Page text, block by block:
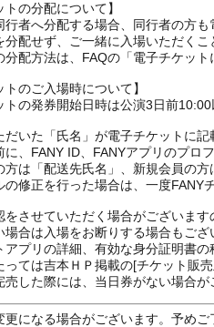
トの分配について】
行者へ分配する場合、同行者の方
配せず、ご一緒に入場いただくこ
配方法は、FAQの「電子チケット
トのご入場時について】
の発券開始日時は公演3日前
いた「氏名」が電子チケットに記
に、FANY ID、FANYアプリのプロ
方は「配送先氏名」、新規会員の
の修正を行った場合は、一度
させていただく場合がございます
場合は入場をお断りする場合もござ
アプリの詳細、有効な身分証明書
ては吉本ＨＰ掲載の[チケット販売
した際には、当日券がない場合が
更になる場合がございます。予めご